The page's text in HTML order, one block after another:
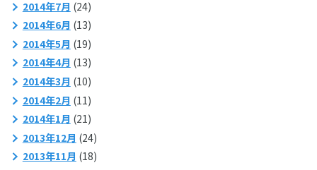
2014年7月 (24)
2014年6月 (13)
2014年5月 (19)
2014年4月 (13)
2014年3月 (10)
2014年2月 (11)
2014年1月 (21)
2013年12月 (24)
2013年11月 (18)